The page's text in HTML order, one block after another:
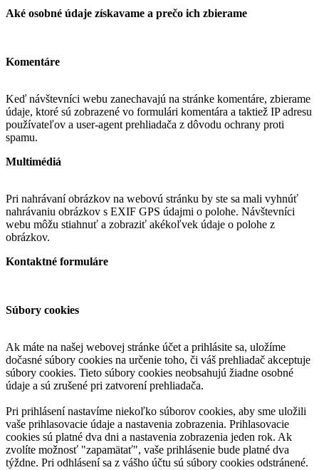
Aké osobné údaje získavame a prečo ich zbierame
Komentáre
Keď návštevníci webu zanechavajú na stránke komentáre, zbierame
údaje, ktoré sú zobrazené vo formulári komentára a taktiež IP adresu
používateľov a user-agent prehliadača z dôvodu ochrany proti
spamu.
Multimédiá
Pri nahrávaní obrázkov na webovú stránku by ste sa mali vyhnúť
nahrávaniu obrázkov s EXIF GPS údajmi o polohe. Návštevníci
webu môžu stiahnuť a zobraziť akékoľvek údaje o polohe z
obrázkov.
Kontaktné formuláre
Súbory cookies
Ak máte na našej webovej stránke účet a prihlásite sa, uložíme
dočasné súbory cookies na určenie toho, či váš prehliadač akceptuje
súbory cookies. Tieto súbory cookies neobsahujú žiadne osobné
údaje a sú zrušené pri zatvorení prehliadača.
Pri prihlásení nastavíme niekoľko súborov cookies, aby sme uložili
vaše prihlasovacie údaje a nastavenia zobrazenia. Prihlasovacie
cookies sú platné dva dni a nastavenia zobrazenia jeden rok. Ak
zvolíte možnosť "zapamätať", vaše prihlásenie bude platné dva
týždne. Pri odhlásení sa z vášho účtu sú súbory cookies odstránené.